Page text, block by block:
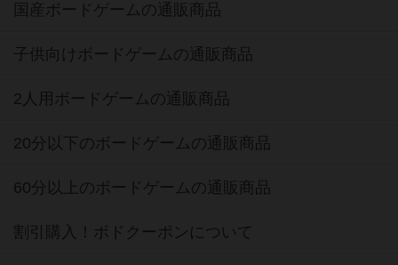
国産ボードゲームの通販商品
子供向けボードゲームの通販商品
2人用ボードゲームの通販商品
20分以下のボードゲームの通販商品
60分以上のボードゲームの通販商品
割引購入！ボドクーポンについて